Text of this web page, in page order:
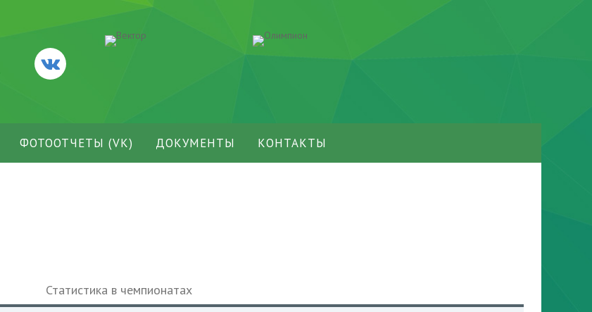
ФОТООТЧЕТЫ (VK) ДОКУМЕНТЫ КОНТАКТЫ
Статистика в чемпионатах